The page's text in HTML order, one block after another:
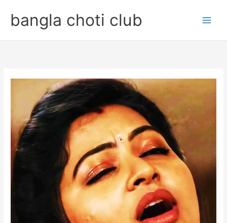
contentbangla choti club